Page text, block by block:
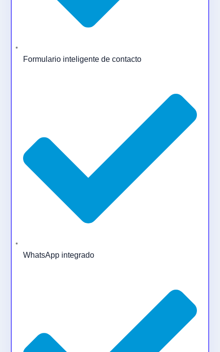
Formulario inteligente de contacto
WhatsApp integrado